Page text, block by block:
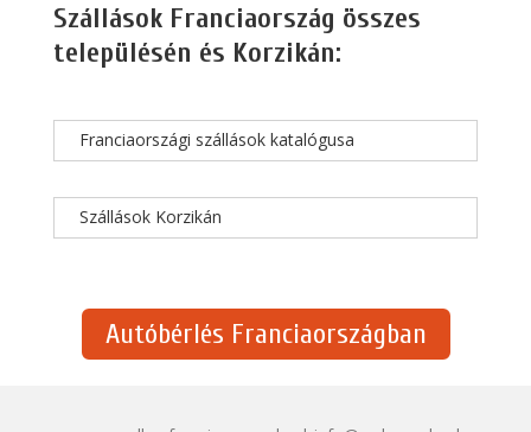
Szállások Franciaország összes
településén és Korzikán:
Franciaországi szállások katalógusa
Szállások Korzikán
Autóbérlés Franciaországban